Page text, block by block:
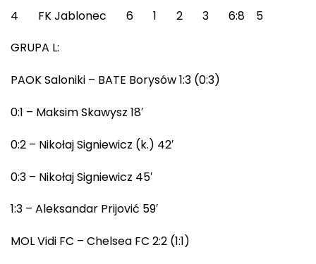
4 FK Jablonec 6 1 2 3 6:8 5
GRUPA L:
PAOK Saloniki – BATE Borysów 1:3 (0:3)
0:1 – Maksim Skawysz 18′
0:2 – Nikołaj Signiewicz (k.) 42′
0:3 – Nikołaj Signiewicz 45′
1:3 – Aleksandar Prijović 59′
MOL Vidi FC – Chelsea FC 2:2 (1:1)